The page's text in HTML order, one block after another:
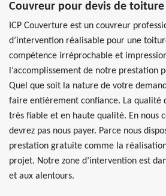
Couvreur pour devis de toiture
ICP Couverture est un couvreur
d’intervention réalisable pour une
compétence irréprochable et
l’accomplissement de notre prestation
Quel que soit la nature de votre
faire entièrement confiance. La qualité
très fiable et en haute qualité. En nous
devrez pas nous payer. Parce nous
prestation gratuite comme la
projet. Notre zone d’intervention est
et aux alentours.